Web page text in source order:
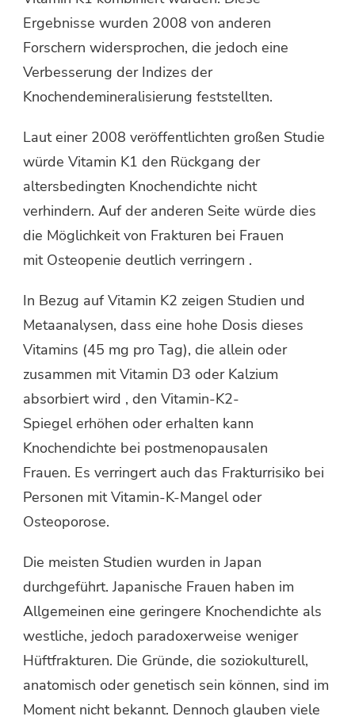
Ergebnisse wurden 2008 von anderen
Forschern widersprochen, die jedoch eine
Verbesserung der Indizes der
Knochendemineralisierung feststellten.
Laut einer 2008 veröffentlichten großen Studie
würde Vitamin K1 den Rückgang der
altersbedingten Knochendichte nicht
verhindern. Auf der anderen Seite würde dies
die Möglichkeit von Frakturen bei Frauen
mit Osteopenie deutlich verringern .
In Bezug auf Vitamin K2 zeigen Studien und
Metaanalysen, dass eine hohe Dosis dieses
Vitamins (45 mg pro Tag), die allein oder
zusammen mit Vitamin D3 oder Kalzium
absorbiert wird , den Vitamin-K2-
Spiegel erhöhen oder erhalten kann
Knochendichte bei postmenopausalen
Frauen. Es verringert auch das Frakturrisiko bei
Personen mit Vitamin-K-Mangel oder
Osteoporose.
Die meisten Studien wurden in Japan
durchgeführt. Japanische Frauen haben im
Allgemeinen eine geringere Knochendichte als
westliche, jedoch paradoxerweise weniger
Hüftfrakturen. Die Gründe, die soziokulturell,
anatomisch oder genetisch sein können, sind im
Moment nicht bekannt. Dennoch glauben viele